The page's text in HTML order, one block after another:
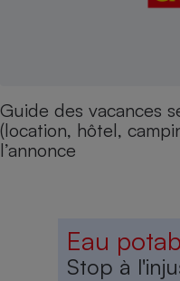
Guide des vacances
(location, hôtel,
l’annonce
Eau
Stop à